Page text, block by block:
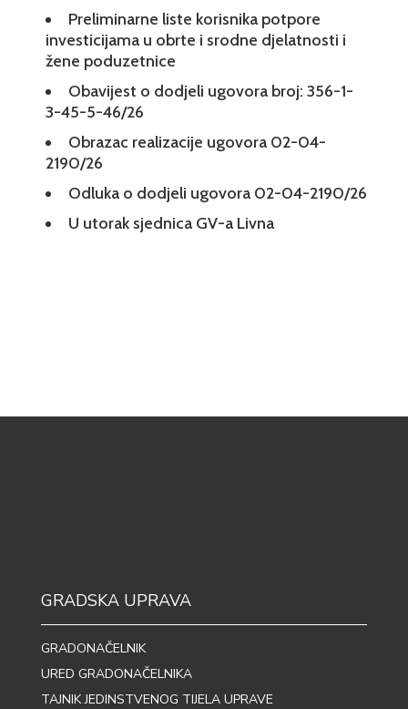
Preliminarne liste korisnika potpore
investicijama u obrte i srodne djelatnosti i
žene poduzetnice
Obavijest o dodjeli ugovora broj: 356-1-
3-45-5-46/26
Obrazac realizacije ugovora 02-04-
2190/26
Odluka o dodjeli ugovora 02-04-2190/26
U utorak sjednica GV-a Livna
GRADSKA UPRAVA
GRADONAČELNIK
URED GRADONAČELNIKA
TAJNIK JEDINSTVENOG TIJELA UPRAVE